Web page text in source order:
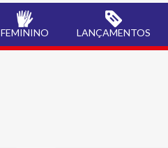
FEMININO LANÇAMENTOS